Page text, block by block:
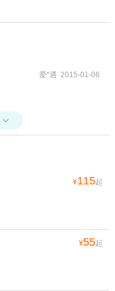
爱*遇 2015-01-06

¥115起
¥55起